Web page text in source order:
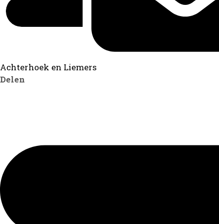
Achterhoek en Liemers
Delen